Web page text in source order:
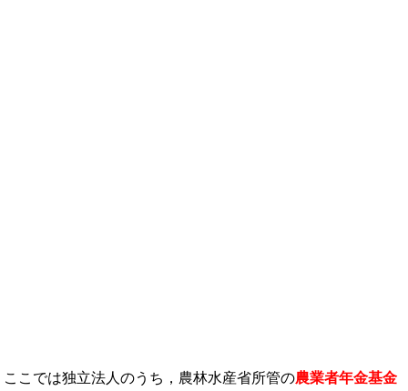
ここでは独立法人のうち，農林水産省所管の農業者年金基金